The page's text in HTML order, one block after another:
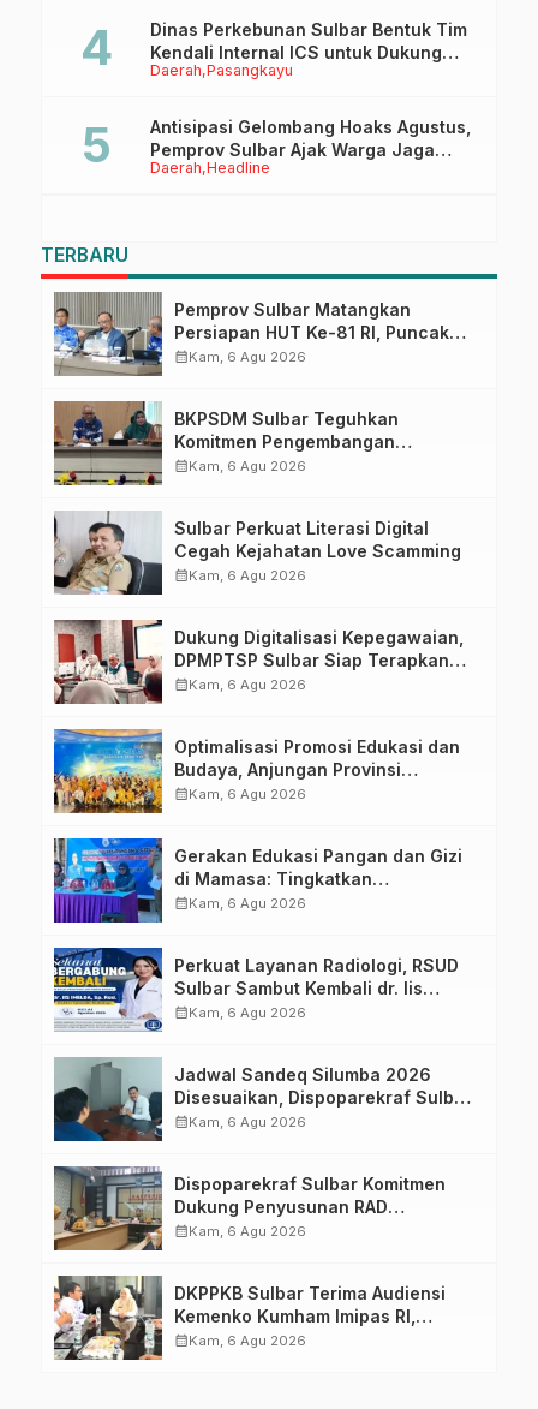
Daerah Pasangkayu
Dinas Perkebunan Sulbar Bentuk Tim
Kendali Internal ICS untuk Dukung
Sertifikasi ISPO Pekebun di
Daerah Headline
Antisipasi Gelombang Hoaks Agustus,
Pemprov Sulbar Ajak Warga Jaga
Ruang Digital
TERBARU
Pemprov Sulbar Matangkan
Persiapan HUT Ke-81 RI, Puncak
Upacara di Lapangan Ahmad
calendar_monthKam, 6 Agu 2026
BKPSDM Sulbar Teguhkan
Komitmen Pengembangan
Kompetensi ASN melalui
calendar_monthKam, 6 Agu 2026
Sulbar Perkuat Literasi Digital
Cegah Kejahatan Love Scamming
calendar_monthKam, 6 Agu 2026
Dukung Digitalisasi Kepegawaian,
DPMPTSP Sulbar Siap Terapkan
Aplikasi FLEKSI ASN
calendar_monthKam, 6 Agu 2026
Optimalisasi Promosi Edukasi dan
Budaya, Anjungan Provinsi
Sulawesi Barat Perkuat Kolaborasi
calendar_monthKam, 6 Agu 2026
Gerakan Edukasi Pangan dan Gizi
di Mamasa: Tingkatkan
Pengetahuan dan Keterampilan
calendar_monthKam, 6 Agu 2026
Perkuat Layanan Radiologi, RSUD
Sulbar Sambut Kembali dr. Iis
Imelda, Sp.Rad
calendar_monthKam, 6 Agu 2026
Jadwal Sandeq Silumba 2026
Disesuaikan, Dispoparekraf Sulbar
Pastikan Persiapan Tetap
calendar_monthKam, 6 Agu 2026
Dispoparekraf Sulbar Komitmen
Dukung Penyusunan RAD
TPB/SDGs Sulawesi Barat
calendar_monthKam, 6 Agu 2026
DKPPKB Sulbar Terima Audiensi
Kemenko Kumham Imipas RI,
Perkuat Pelayanan Kesehatan bagi
calendar_monthKam, 6 Agu 2026